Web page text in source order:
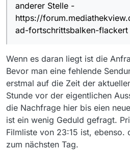
anderer Stelle -
https://
ad-fortschrittsbalken-
Wenn es daran liegt ist die
Bevor man eine fehlende
erstmal auf die Zeit der
Stunde vor der eigentlichen
die Nachfrage hier bis eien
ist ein wenig Geduld gefragt.
Filmliste von 23:15 ist, ebenso.
zum nächsten Tag.